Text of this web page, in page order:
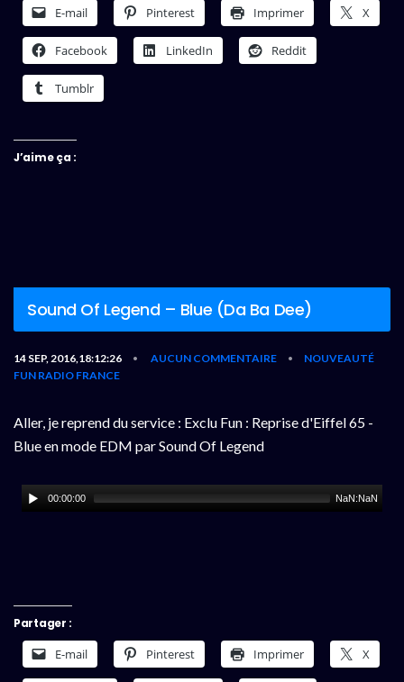
E-mail Pinterest Imprimer X
Facebook LinkedIn Reddit
Tumblr
J’aime ça :
Sound Of Legend – Blue (Da Ba Dee)
14 SEP, 2016,18:12:26 • AUCUN COMMENTAIRE •
NOUVEAUTÉ
FUN RADIO FRANCE
Aller, je reprend du service : Exclu Fun : Reprise d'Eiffel 65 -
Blue en mode EDM par Sound Of Legend
00:00:00 NaN:NaN
Partager :
E-mail Pinterest Imprimer X